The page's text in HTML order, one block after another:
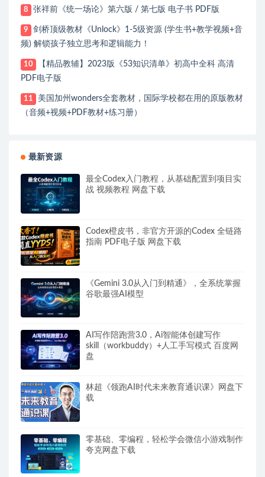
8 张祥前《统一场论》第六版 / 第七版 电子书 PDF版
9
剑桥顶级教材《Unlock》1-5级资源 (学生书+教学视频+音
频) 解锁孩子独立思考和逻辑能力！
10
【精品教辅】2023版《53知识清单》初高中全科 高清
PDF电子版
11
美国加州wonders全套教材，国际学校都在用的原版教材
（音频+视频+PDF教材+练习册）
最新资源
最全Codex入门教程，从基础配置到项目实
战 视频教程 网盘下载
Codex橙皮书，非官方开源的Codex 全链路
指南 PDF电子版 网盘下载
《Gemini 3.0从入门到精通》，全系统掌握
谷歌最强AI模型
AI写作陪跑营3.0，Ai智能体创建写作
skill（workbuddy）+人工手写模式 百度网
盘
林超《领跑AI时代未来教育通识课》网盘下
载
零基础、零编程，轻松学会微信小游戏制作
夸克网盘下载